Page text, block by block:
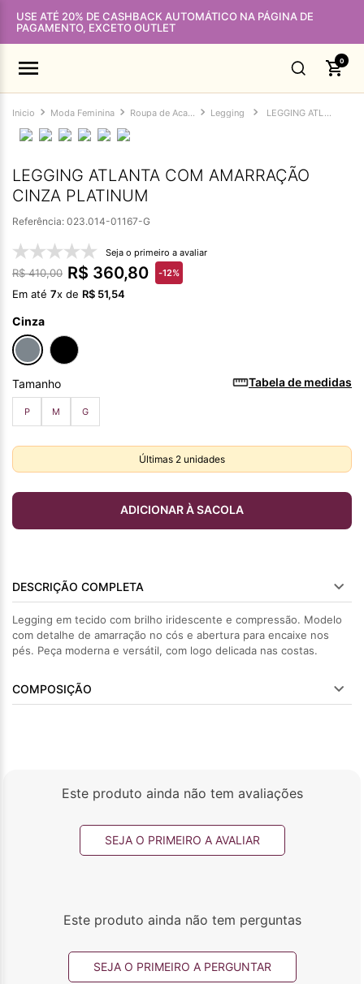
USE ATÉ 20% DE CASHBACK AUTOMÁTICO NA PÁGINA DE
PAGAMENTO, EXCETO OUTLET
0
Moda Feminina Roupa de Academia Feminina Legging LEGGING ATLANTA COM AMARRAÇÃO CINZA PLATINUM
LEGGING ATLANTA COM AMARRAÇÃO
CINZA PLATINUM
Referência: 023.014-01167-G
Seja o primeiro a avaliar
R$ 410,00 R$ 360,80 -12%
Em até 7x de R$ 51,54
Cinza
Tamanho
P M G
Tabela de medidas
Últimas 2 unidades
ADICIONAR À SACOLA
DESCRIÇÃO COMPLETA
Legging em tecido com brilho iridescente e compressão. Modelo
com detalhe de amarração no cós e abertura para encaixe nos
pés. Peça moderna e versátil, com logo delicada nas costas.
COMPOSIÇÃO
Este produto ainda não tem avaliações
SEJA O PRIMEIRO A AVALIAR
Este produto ainda não tem perguntas
SEJA O PRIMEIRO A PERGUNTAR